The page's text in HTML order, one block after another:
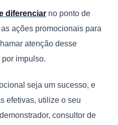
diferenciar no ponto de
ações promocionais para
atenção desse
impulso.
seja um sucesso, e
efetivas, utilize o seu
consultor de